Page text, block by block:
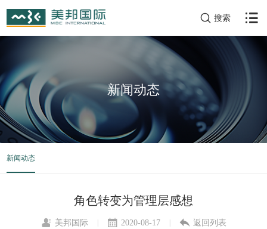
搜索
新闻动态
新闻动态
角色转变为管理层感想
美邦国际 | 2020-08-17 | 返回列表